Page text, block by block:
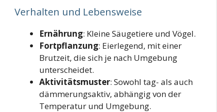
Verhalten und Lebensweise
Ernährung: Kleine Säugetiere und Vögel.
Fortpflanzung: Eierlegend, mit einer
Brutzeit, die sich je nach Umgebung
unterscheidet.
Aktivitätsmuster: Sowohl tag- als auch
dämmerungsaktiv, abhängig von der
Temperatur und Umgebung.